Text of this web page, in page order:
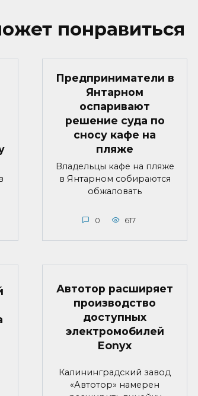
понравиться
Предприниматели в
Янтарном
оспаривают
решение суда по
сносу кафе на
пляже
Владельцы кафе на пляже
в Янтарном собираются
обжаловать
0 617
Автотор расширяет
производство
доступных
электромобилей
Eonyx
Калининградский завод
«Автотор» намерен